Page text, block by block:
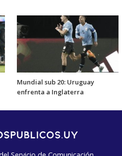
Mundial sub 20: Uruguay
enfrenta a Inglaterra